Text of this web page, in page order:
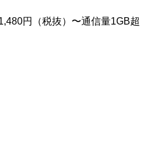
円（税抜）〜通信量1GB超